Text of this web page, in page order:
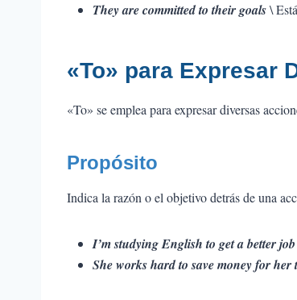
They are committed to their goals\
«To» para Expresar
«To» se emplea para expresar diversas
Propósito
Indica la razón o el objetivo detrás de una
I’m studying English to get a better job
She works hard to save money for her